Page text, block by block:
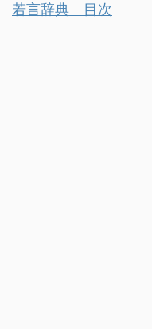
若言辞典 目次